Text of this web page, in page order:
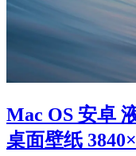
Mac OS 安卓
桌面壁纸